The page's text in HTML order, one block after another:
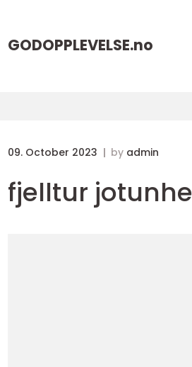
GODOPPLEVELSE.no
09. October 2023 by admin
fjelltur